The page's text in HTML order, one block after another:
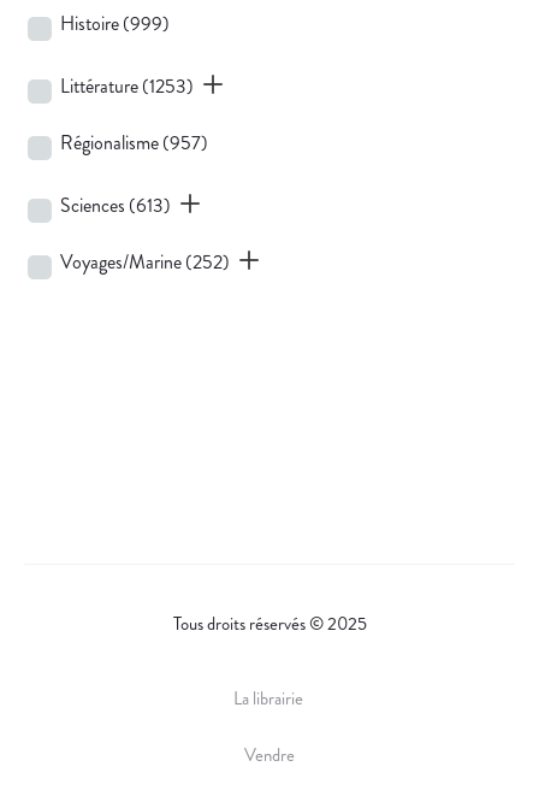
Histoire(999)
Littérature(1253)
Régionalisme(957)
Sciences (613)
Voyages/Marine(252)
Tous droits réservés © 2025
La librairie
Vendre